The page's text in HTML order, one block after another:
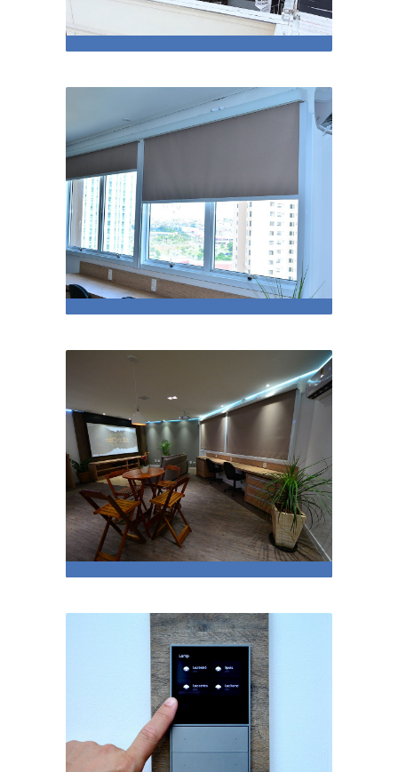
janeiro 2022
aconchegantes
em outro nível